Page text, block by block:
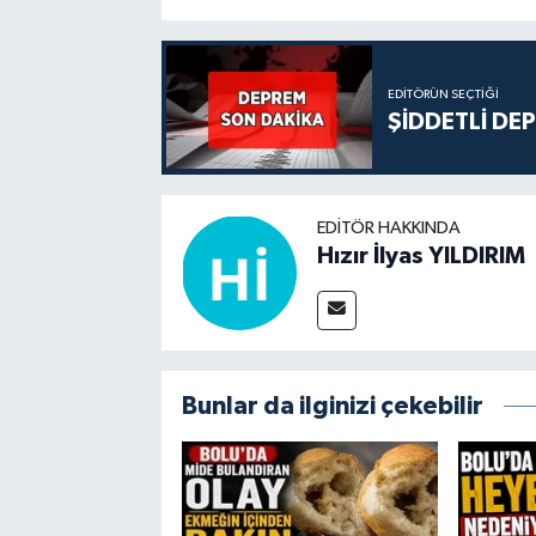
EDITÖRÜN SEÇTIĞI
ŞİDDETLİ
EDITÖR HAKKINDA
Hızır İlyas YILDIRIM
Bunlar da ilginizi çekebilir